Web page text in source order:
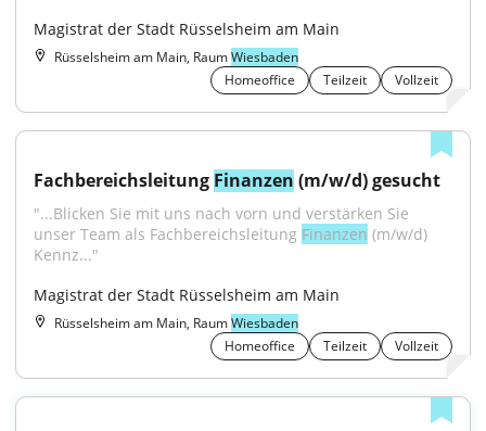
Magistrat der Stadt Rüsselsheim am Main
Rüsselsheim am Main, RaumWiesbaden
Homeoffice
Teilzeit Vollzeit
Fachbereichsleitung Finanzen (m/w/d) gesucht
"...Blicken Sie mit uns nach vorn und verstärken Sie
unser Team als Fachbereichsleitung Finanzen (m/w/d)
Kennz..."
Magistrat der Stadt Rüsselsheim am Main
Rüsselsheim am Main, RaumWiesbaden
Homeoffice
Teilzeit Vollzeit